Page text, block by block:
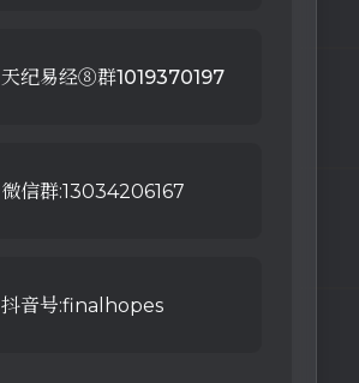
天纪易经⑧群1019370197
微信群:13034206167
抖音号:finalhopes